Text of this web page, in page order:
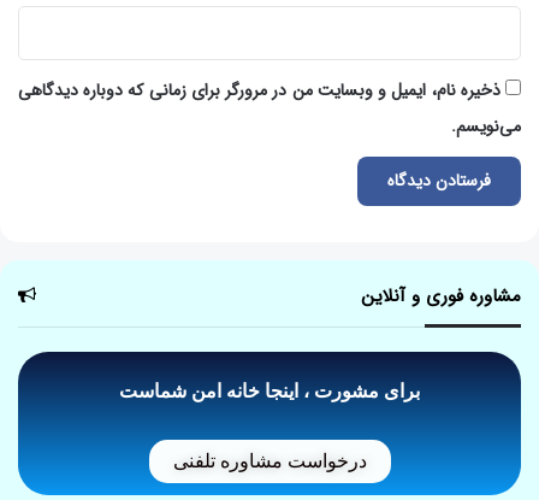
ذخیره نام، ایمیل و وبسایت من در مرورگر برای زمانی که دوباره دیدگاهی
می‌نویسم.
مشاوره فوری و آنلاین
برای مشورت ، اینجا خانه امن شماست
درخواست مشاوره تلفنی